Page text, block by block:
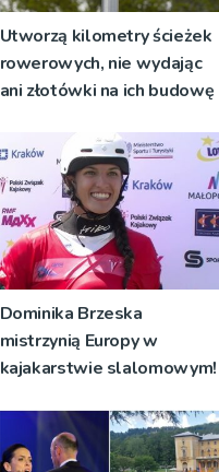
Utworzą kilometry ścieżek
rowerowych, nie wydając
ani złotówki na ich budowę
Dominika Brzeska
mistrzynią Europy w
kajakarstwie slalomowym!